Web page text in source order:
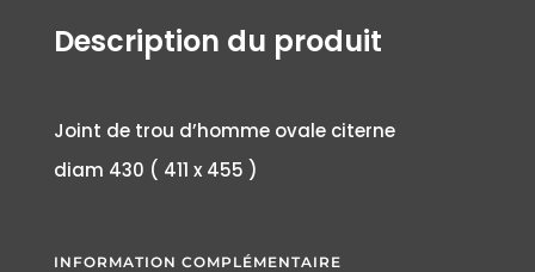
Description du produit
Joint de trou d’homme ovale citerne
diam 430 ( 411 x 455 )
INFORMATION COMPLÉMENTAIRE